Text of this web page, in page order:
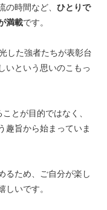
時間など、 ひとりで
満載です。
した強者たちが表彰台
いという思いのこもっ
とが目的ではなく、
趣旨から始まっていま
るため、ご自分が楽し
いです。